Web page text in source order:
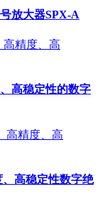
放大器SPX-A
高稳定性的数字
、高稳定性数字绝